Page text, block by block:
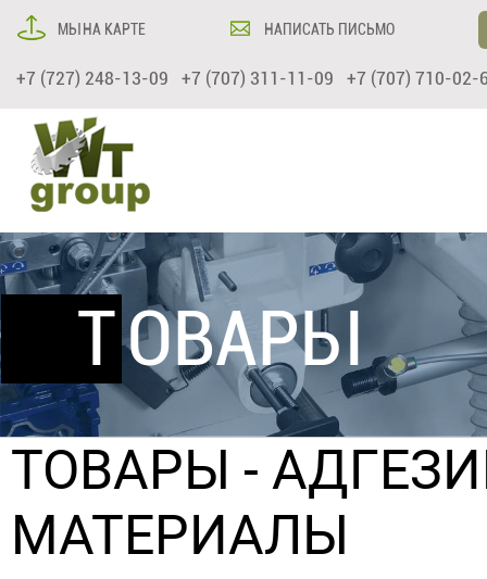
МЫ НА КАРТЕ НАПИСАТЬ ПИСЬМО
+7 (727) 248-13-09 +7 (707) 311-11-09 +7 (707) 710-02-
ТОВАРЫ
ТОВАРЫ -
МАТЕРИАЛЫ